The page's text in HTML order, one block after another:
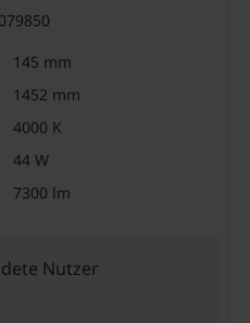
145 mm
1452 mm
4000 K
44 W
7300 lm
Nutzer